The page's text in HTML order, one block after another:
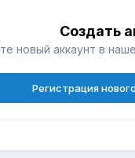
Создать
новый аккаунт в
Регистрация